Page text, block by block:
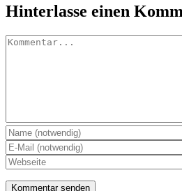
Facebook
X
Reddit
LinkedIn
WhatsApp
Telegram
Tumblr
Pinterest
Vk
Xing
E-
Mail
Hinterlasse einen
Kommentar